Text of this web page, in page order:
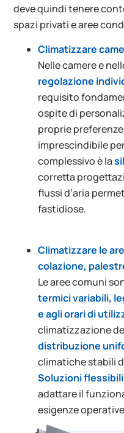
deve quindi tenere
spazi privati e aree
Climatizzare
Nelle camere e
regolazione
requisito
ospite di
proprie
imprescindibile
complessivo è la
corretta
flussi d’aria
fastidiose.
Climatizzare le
colazione,
Le aree comuni
termici variabili,
e agli orari di
climatizzazione
distribuzione
climatiche stabili
Soluzioni
adattare il
esigenze